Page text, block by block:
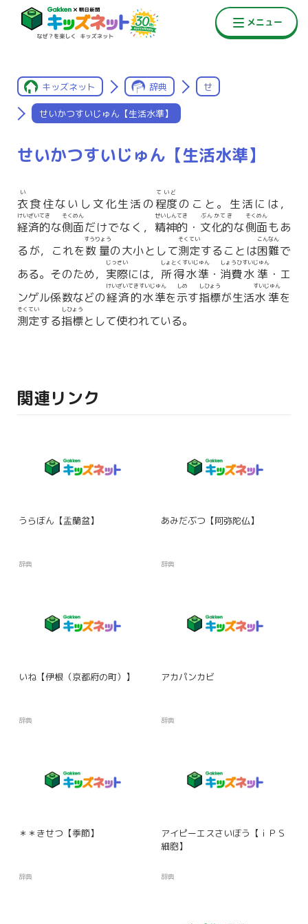
キッズネット 辞典 せ
せいかつすいじゅん【生活水準】
せいかつすいじゅん【生活水準】
衣
い
食住ないし文化生活の程度
ていど
のこと。生活には，
経済的
けいざいてき
な側面
そくめん
だけでなく， 精神的
せいしんてき
・ 文化的
ぶんかてき
な側面
そくめん
もあ
るが，これを数量
すうりょう
の大小として測定
そくてい
することは困難
こんなん
で
ある。そのため， 実際
じっさい
には， 所得水準
しょとくすいじゅん
・ 消費
しょうひ
水準
すいじゅん
・エ
ンゲル係数などの経済的水準
けいざいてきすいじゅん
を示
しめ
す指標
しひょう
が生活水準
すいじゅん
を
測定
そくてい
する指標
しひょう
として使われている。
関連リンク
うらぼん【盂蘭盆】
辞典
あみだぶつ【阿弥陀仏】
辞典
いね【伊根（京都府の町）】
辞典
アカパンカビ
辞典
＊＊きせつ【季節】
辞典
アイピーエスさいぼう【ｉＰＳ
細胞】
辞典